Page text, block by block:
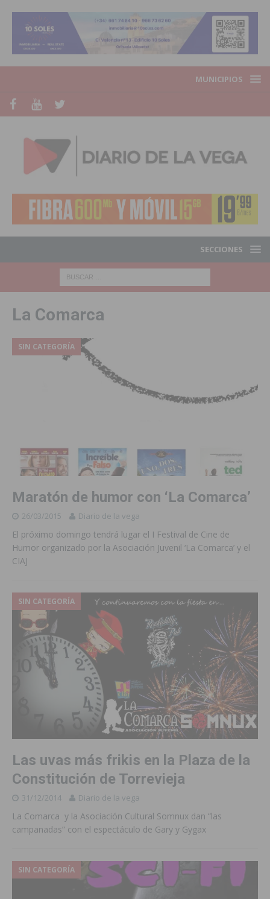
MUNICIPIOS
SECCIONES
La Comarca
SIN CATEGORÍA
Maratón de humor con ‘La Comarca’
26/03/2015 Diario de la vega
El próximo domingo tendrá lugar el I Festival de Cine de
Humor organizado por la Asociación Juvenil ‘La Comarca’ y el
CIAJ
SIN CATEGORÍA
Las uvas más frikis en la Plaza de la
Constitución de Torrevieja
31/12/2014 Diario de la vega
La Comarca y la Asociación Cultural Somnux dan “las
campanadas” con el espectáculo de Gary y Gygax
SIN CATEGORÍA